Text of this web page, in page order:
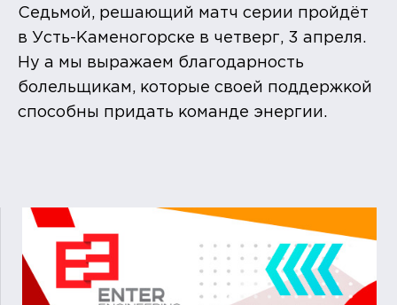
Седьмой, решающий матч серии пройдёт
в Усть-Каменогорске в четверг, 3 апреля.
Ну а мы выражаем благодарность
болельщикам, которые своей поддержкой
способны придать команде энергии.